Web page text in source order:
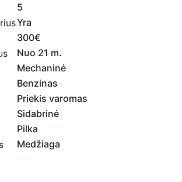
5
Yra
300€
Nuo 21 m.
Mechaninė
Benzinas
Priekis varomas
Sidabrinė
Pilka
Medžiaga